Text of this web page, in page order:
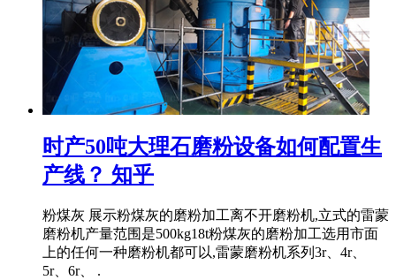
时产50吨大理石磨粉设备如何配置生
产线？ 知乎
粉煤灰 展示粉煤灰的磨粉加工离不开磨粉机,立式的雷蒙
磨粉机产量范围是500kg18t粉煤灰的磨粉加工选用市面
上的任何一种磨粉机都可以,雷蒙磨粉机系列3r、4r、
5r、6r、 .